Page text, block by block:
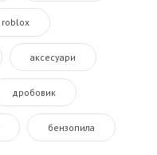
roblox
аксесуари
дробовик
бензопила